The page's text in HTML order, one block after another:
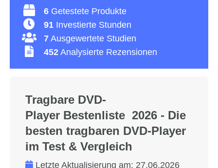
6 Getestete Produkte
91 Investierte Stunden
7 Ausgewertete Studien
452 Analysierte Rezensionen
Tragbare DVD-
Player Bestenliste 2026 - Die
besten tragbaren DVD-Player
im Test & Vergleich
Letzte Aktualisierung am: 27.06.2026